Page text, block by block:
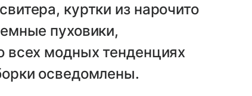
куртки из нарочито
пуховики,
всех модных тенденциях
осведомлены.